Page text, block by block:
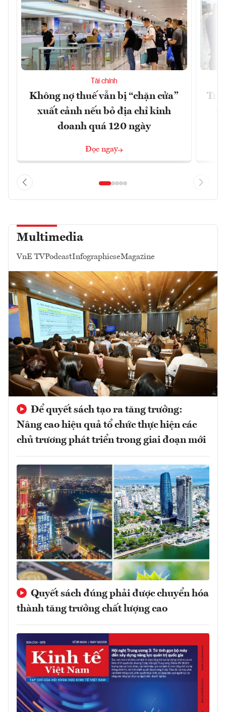
Tài chính
Không nợ thuế vẫn bị “chặn cửa”
xuất cảnh nếu bỏ địa chỉ kinh
doanh quá 120 ngày
Đọc ngay
Multimedia
VnE TVPodcastInfographicseMagazine
Để quyết sách tạo ra tăng trưởng:
Nâng cao hiệu quả tổ chức thực hiện các
chủ trương phát triển trong giai đoạn mới
Quyết sách đúng phải được chuyển hóa
thành tăng trưởng chất lượng cao